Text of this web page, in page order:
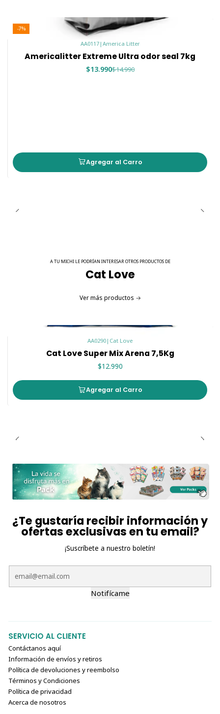
-7%
AA0117| America Litter
Americalitter Extreme Ultra odor seal 7kg
$13.990$14.990
Agregar al Carro
A TU MICHI LE PODRÍAN INTERESAR OTROS PRODUCTOS DE
Cat Love
Ver más productos
AA0290 | Cat Love
Cat Love Super Mix Arena 7,5Kg
$12.990
Agregar al Carro
¿Te gustaría recibir información y
ofertas exclusivas en tu email?
¡Suscríbete a nuestro boletín!
Notifícame
SERVICIO AL CLIENTE
Contáctanos aquí
Información de envíos y retiros
Política de devoluciones y reembolso
Términos y Condiciones
Política de privacidad
Acerca de nosotros